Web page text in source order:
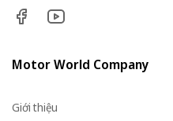
Motor World Company
Giới thiệu